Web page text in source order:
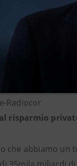
Radiocor
risparmio
che abbiamo un